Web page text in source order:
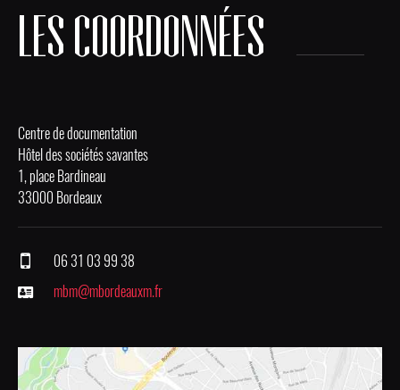
LES COORDONNÉES
Centre de documentation
Hôtel des sociétés savantes
1, place Bardineau
33000 Bordeaux
06 31 03 99 38
mbm@mbordeauxm.fr